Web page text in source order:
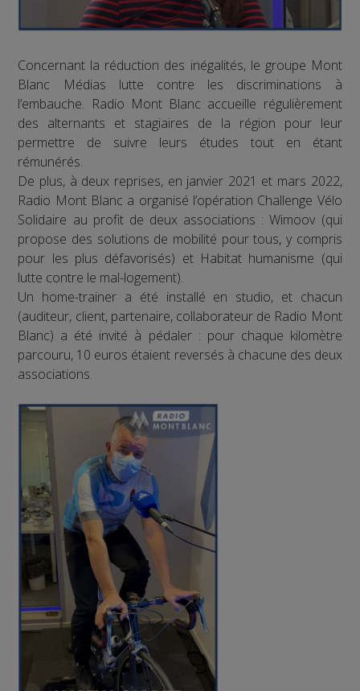
Concernant la réduction des inégalités, le groupe Mont
Blanc Médias lutte contre les discriminations à
l’embauche. Radio Mont Blanc accueille régulièrement
des alternants et stagiaires de la région pour leur
permettre de suivre leurs études tout en étant
rémunérés.
De plus, à deux reprises, en janvier 2021 et mars 2022,
Radio Mont Blanc a organisé l’opération Challenge Vélo
Solidaire au profit de deux associations : Wimoov (qui
propose des solutions de mobilité pour tous, y compris
pour les plus défavorisés) et Habitat humanisme (qui
lutte contre le mal-logement).
Un home-trainer a été installé en studio, et chacun
(auditeur, client, partenaire, collaborateur de Radio Mont
Blanc) a été invité à pédaler : pour chaque kilomètre
parcouru, 10 euros étaient reversés à chacune des deux
associations.